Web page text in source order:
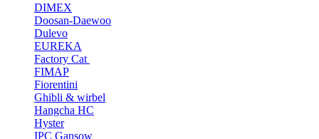
DIMEX
Doosan-Daewoo
Dulevo
EUREKA
Factory Cat
FIMAP
Fiorentini
Ghibli & wirbel
Hangcha HC
Hyster
IPC Gansow